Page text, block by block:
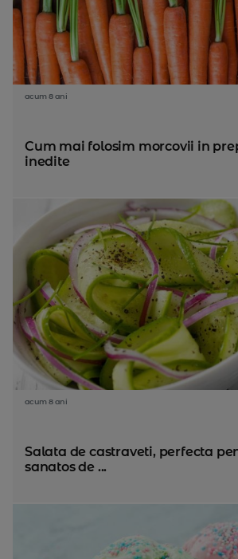
acum 8 ani
Cum mai folosim morcovii in
inedite
acum 8 ani
Salata de castraveti, perfecta
sanatos de ...